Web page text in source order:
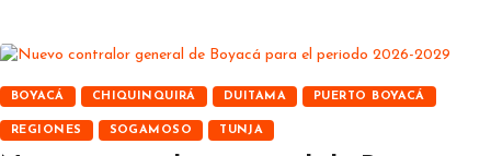
BOYACÁ CHIQUINQUIRÁ DUITAMA PUERTO BOYACÁ
REGIONES SOGAMOSO TUNJA